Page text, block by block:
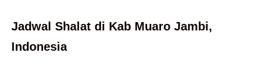
Jadwal Shalat di Kab Muaro Jambi,
Indonesia